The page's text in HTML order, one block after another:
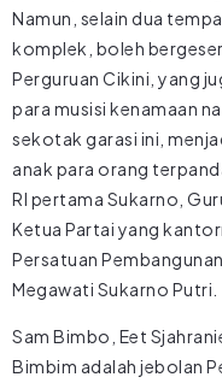
Namun, selain dua
komplek, boleh
Perguruan Cikini, yang
para musisi kenamaan
sekotak garasi ini,
anak para orang
RI pertama Sukarno,
Ketua Partai yang
Persatuan
Megawati Sukarno Putri.
Sam Bimbo, Eet
Bimbim adalah jebolan